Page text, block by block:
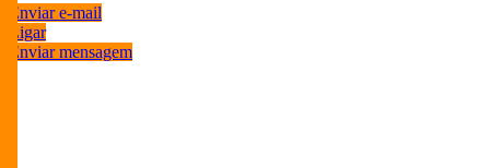
Enviar e-mail
Ligar
Enviar mensagem